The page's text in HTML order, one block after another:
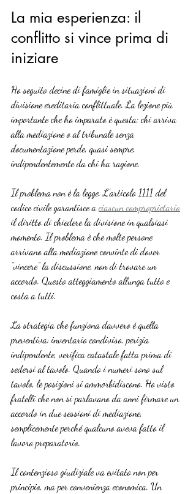
La mia esperienza: il
conflitto si vince prima di
iniziare
Ho seguito decine di famiglie in situazioni di
divisione ereditaria conflittuale. La lezione più
importante che ho imparato è questa: chi arriva
alla mediazione o al tribunale senza
documentazione perde, quasi sempre,
indipendentemente da chi ha ragione.
Il problema non è la legge. L’articolo 1111 del
codice civile garantisce a ciascun comproprietario
il diritto di chiedere la divisione in qualsiasi
momento. Il problema è che molte persone
arrivano alla mediazione convinte di dover
“vincere” la discussione, non di trovare un
accordo. Questo atteggiamento allunga tutto e
costa a tutti.
La strategia che funziona davvero è quella
preventiva: inventario condiviso, perizia
indipendente, verifica catastale fatta prima di
sedersi al tavolo. Quando i numeri sono sul
tavolo, le posizioni si ammorbidiscono. Ho visto
fratelli che non si parlavano da anni firmare un
accordo in due sessioni di mediazione,
semplicemente perché qualcuno aveva fatto il
lavoro preparatorio.
Il contenzioso giudiziale va evitato non per
principio, ma per convenienza economica. Un